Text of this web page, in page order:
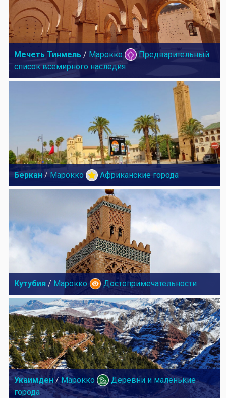
Мечеть Тинмель / Марокко
Предварительный
список всемирного наследия
Беркан / Марокко Африканские города
Кутубия / Марокко Достопримечательности
Укаимден/ Марокко
Деревни и маленькие
города